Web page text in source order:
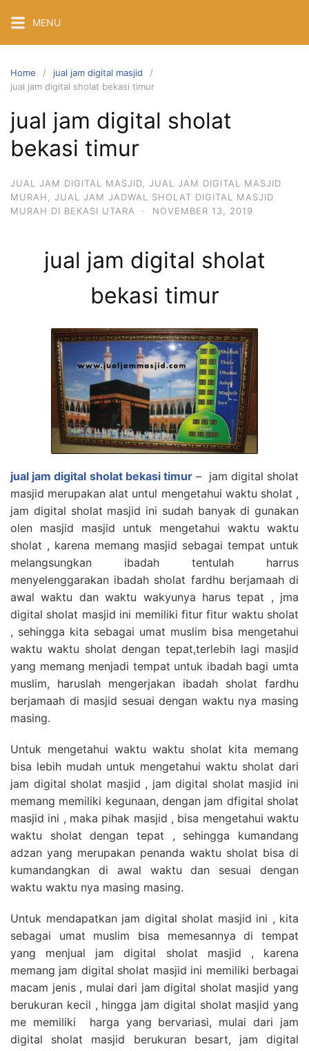
content
MENU
Home
jual jam digital masjid
jual jam digital sholat bekasi timur
jual jam digital sholat
bekasi timur
JUAL JAM DIGITAL MASJID
JUAL JAM DIGITAL MASJID
MURAH
JUAL JAM JADWAL SHOLAT DIGITAL MASJID
MURAH DI BEKASI UTARA
· NOVEMBER 13, 2019
jual jam digital sholat
bekasi timur
jual jam digital sholat bekasi timur – jam digital sholat
masjid merupakan alat untul mengetahui waktu sholat ,
jam digital sholat masjid ini sudah banyak di gunakan
olen masjid masjid untuk mengetahui waktu waktu
sholat , karena memang masjid sebagai tempat untuk
melangsungkan ibadah tentulah harrus
menyelenggarakan ibadah sholat fardhu berjamaah di
awal waktu dan waktu wakyunya harus tepat , jma
digital sholat masjid ini memiliki fitur fitur waktu sholat
, sehingga kita sebagai umat muslim bisa mengetahui
waktu waktu sholat dengan tepat,terlebih lagi masjid
yang memang menjadi tempat untuk ibadah bagi umta
muslim, haruslah mengerjakan ibadah sholat fardhu
berjamaah di masjid sesuai dengan waktu nya masing
masing.
Untuk mengetahui waktu waktu sholat kita memang
bisa lebih mudah untuk mengetahui waktu sholat dari
jam digital sholat masjid , jam digital sholat masjid ini
memang memiliki kegunaan, dengan jam dfigital sholat
masjid ini , maka pihak masjid , bisa mengetahui waktu
waktu sholat dengan tepat , sehingga kumandang
adzan yang merupakan penanda waktu sholat bisa di
kumandangkan di awal waktu dan sesuai dengan
waktu waktu nya masing masing.
Untuk mendapatkan jam digital sholat masjid ini , kita
sebagai umat muslim bisa memesannya di tempat
yang menjual jam digital sholat masjid , karena
memang jam digital sholat masjid ini memiliki berbagai
macam jenis , mulai dari jam digital sholat masjid yang
berukuran kecil , hingga jam digital sholat masjid yang
me memiliki harga yang bervariasi, mulai dari jam
digital sholat masjid berukuran besart, jam digital